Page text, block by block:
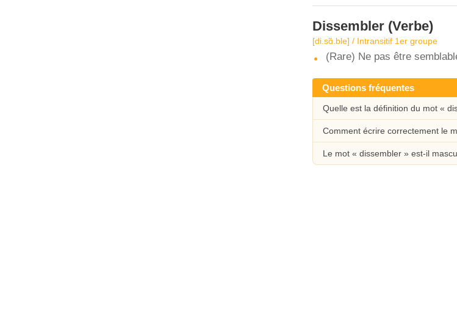
Dissembler (Verbe)
[di.sɑ̃.ble] / Intransitif 1er groupe
(Rare) Ne pas être
Questions fréquentes
Quelle est la définition du mot «
Comment écrire correctement le
Le mot « dissembler » est-il